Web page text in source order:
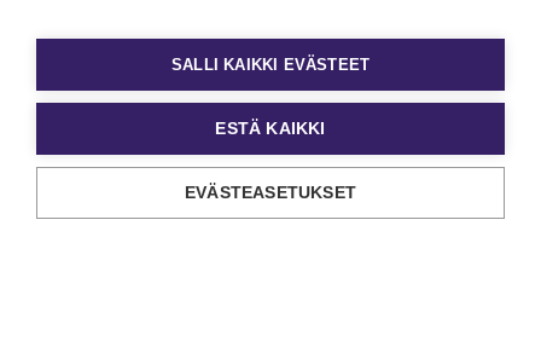
SALLI KAIKKI EVÄSTEET
ESTÄ KAIKKI
EVÄSTEASETUKSET